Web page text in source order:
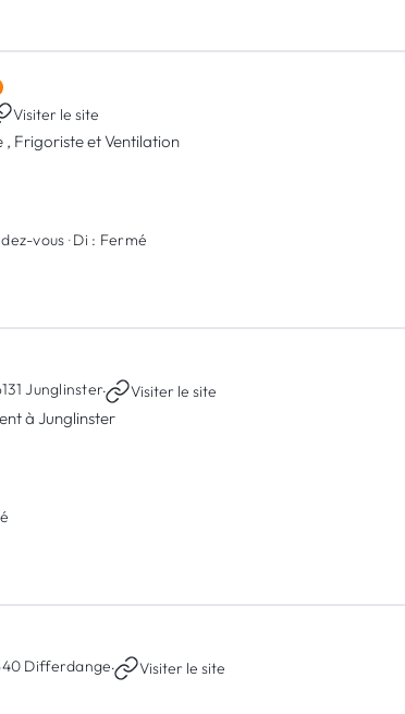
Visiter le site
Frigoriste et Ventilation
vous ·Di : Fermé
Junglinster· Visiter le site
à Junglinster
Differdange· Visiter le site